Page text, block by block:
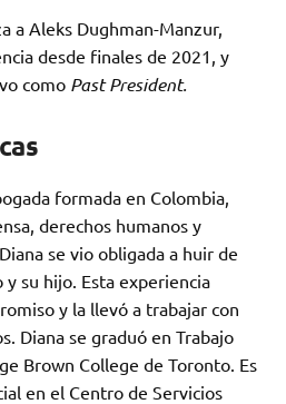
a Aleks Dughman-Manzur,
desde finales de 2021, y
como Past President.
formada en Colombia,
derechos humanos y
se vio obligada a huir de
su hijo. Esta experiencia
y la llevó a trabajar con
Diana se graduó en Trabajo
Brown College de Toronto. Es
en el Centro de Servicios